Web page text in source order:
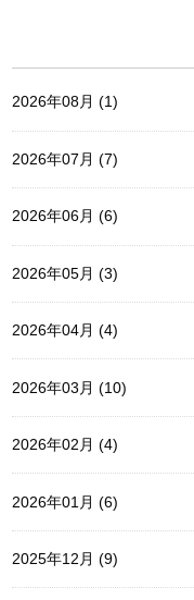
2026年08月 (1)
2026年07月 (7)
2026年06月 (6)
2026年05月 (3)
2026年04月 (4)
2026年03月 (10)
2026年02月 (4)
2026年01月 (6)
2025年12月 (9)